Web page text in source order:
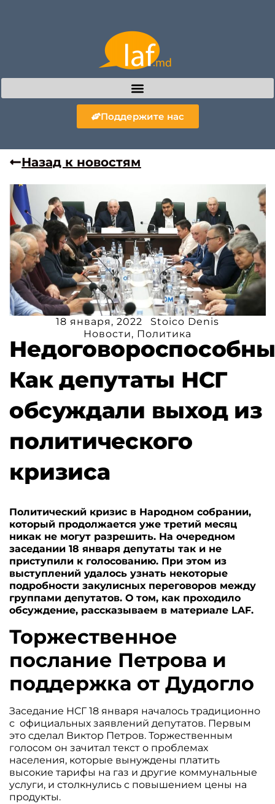
Поддержите нас
Назад к новостям
18 января, 2022
Stoico Denis
Новости, Политика
Как депутаты НСГ
обсуждали выход из
политического
кризиса
Политический кризис в Народном собрании,
который продолжается уже третий месяц
никак не могут разрешить. На очередном
заседании 18 января депутаты так и не
приступили к голосованию. При этом из
выступлений удалось узнать некоторые
подробности закулисных переговоров между
группами депутатов. О том, как проходило
обсуждение, рассказываем в материале LAF.
Торжественное
послание Петрова и
поддержка от Дудогло
Заседание НСГ 18 января началось традиционно
с официальных заявлений депутатов. Первым
это сделал Виктор Петров. Торжественным
голосом он зачитал текст о проблемах
населения, которые вынуждены платить
высокие тарифы на газ и другие коммунальные
услуги, и столкнулись с повышением цены на
продукты.